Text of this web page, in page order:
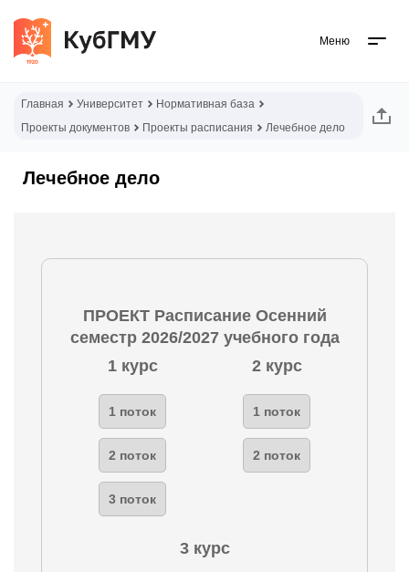
Меню
Главная Университет
Нормативная база
Проекты документов
Проекты расписания Лечебное дело
Лечебное дело
ПРОЕКТРасписание Осенний
семестр 2026/2027 учебного года
1 курс
1 поток
2 поток
3 поток
2 курс
1 поток
2 поток
3 курс